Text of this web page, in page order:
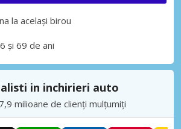
la același birou
și 69 de ani
in inchirieri auto
milioane de clienți mulțumiți